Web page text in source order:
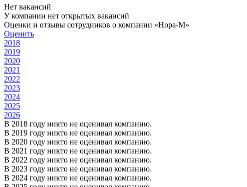
Нет вакансий
У компании нет открытых вакансий
Оценки и отзывы сотрудников о компании «Нора-М»
Оценить
2018
2019
2020
2021
2022
2023
2024
2025
2026
В 2018 году никто не оценивал компанию.
В 2019 году никто не оценивал компанию.
В 2020 году никто не оценивал компанию.
В 2021 году никто не оценивал компанию.
В 2022 году никто не оценивал компанию.
В 2023 году никто не оценивал компанию.
В 2024 году никто не оценивал компанию.